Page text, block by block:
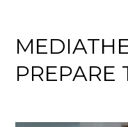
PREPARE